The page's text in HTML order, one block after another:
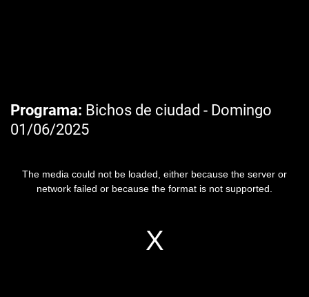
Programa Bichos de ciudad - Domingo
01/06/2025
The media could not be loaded, either because the server or
network failed or because the format is not supported.